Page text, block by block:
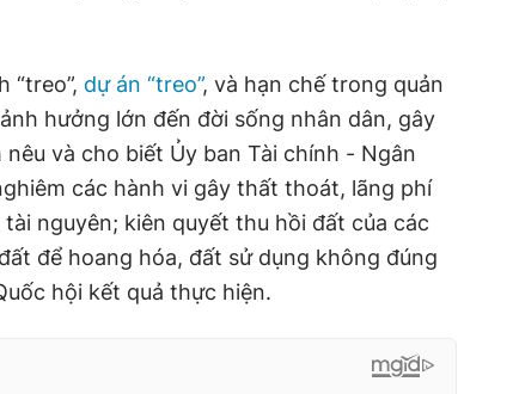
“treo”, dự án “treo”, và hạn chế trong quản
hưởng lớn đến đời sống nhân dân, gây
và cho biết Ủy ban Tài chính - Ngân
các hành vi gây thất thoát, lãng phí
nguyên; kiên quyết thu hồi đất của các
để hoang hóa, đất sử dụng không đúng
hội kết quả thực hiện.